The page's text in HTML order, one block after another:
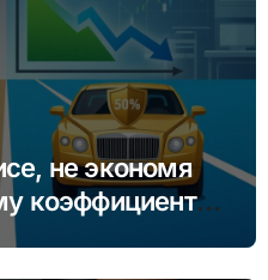
не экономя
коэффициент
важнее цены